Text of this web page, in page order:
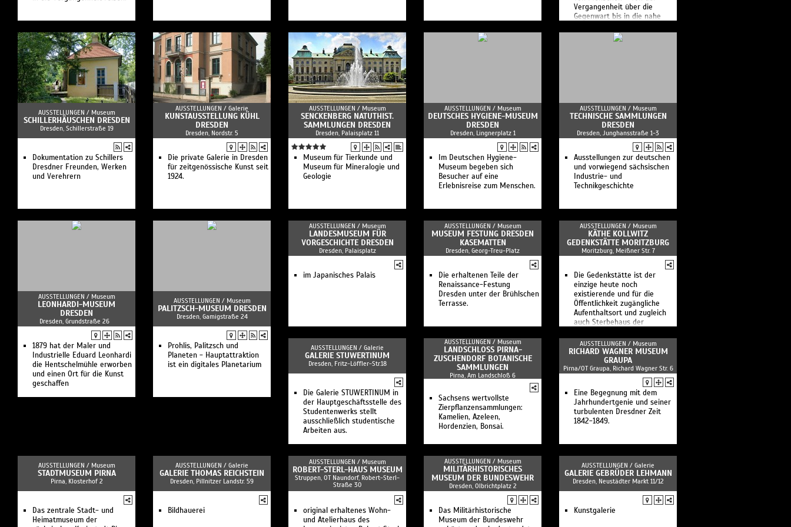
MEISSEN
Kuratorenführung im Museum
Spuren des Trikots
Tierisch coole Ferien bei
MEISSEN
Meissener Perspektiven
Do it yourself!
Öffentliche Führung im
Museum
Meissen Porzellan-Museum
Besichtigung Schauwerkstatt
und Museum
des Meissener Porzellans –
entdecken Sie MEISSEN mit
allen Sinnen.
Vergan­genheit über die
Gegenwart bis in die nahe
AUSSTELLUNGEN / Museum
SCHILLERHÄUSCHEN DRESDEN
Dresden, Schillerstraße 19
Dokumentation zu Schillers
Dresdner Freunden, Werken
und Verehrern
AUSSTELLUNGEN / Galerie
KUNSTAUSSTELLUNG KÜHL
DRESDEN
Dresden, Nordstr. 5
Die private Galerie in Dresden
für zeitgenössische Kunst seit
1924.
AUSSTELLUNGEN / Museum
SENCKENBERG NATUTHIST.
SAMMLUNGEN DRESDEN
Dresden, Palaisplatz 11
Museum für Tierkunde und
Museum für Mineralogie und
Geologie
AUSSTELLUNGEN / Museum
DEUTSCHES HYGIENE-MUSEUM
DRESDEN
Dresden, Lingnerplatz 1
Im Deutschen Hygiene-
Museum begeben sich
Besucher auf eine
Erlebnisreise zum Menschen.
AUSSTELLUNGEN / Museum
TECHNISCHE SAMMLUNGEN
DRESDEN
Dresden, Junghansstraße 1-3
Ausstellungen zur deutschen
und vorwiegend sächsischen
Industrie- und
Technikgeschichte
AUSSTELLUNGEN / Museum
LEONHARDI-MUSEUM
DRESDEN
Dresden, Grundstraße 26
1879 hat der Maler und
Industrielle Eduard Leonhardi
die Hentschelmühle erworben
und einen Ort für die Kunst
geschaffen
AUSSTELLUNGEN / Museum
PALITZSCH-MUSEUM DRESDEN
Dresden, Gamigstraße 24
Prohlis, Palitzsch und
Planeten - Hauptattraktion
ist ein digitales Planetarium
AUSSTELLUNGEN / Museum
LANDESMUSEUM FÜR
VORGESCHICHTE DRESDEN
Dresden, Palaisplatz
im Japanisches Palais
AUSSTELLUNGEN / Museum
MUSEUM FESTUNG DRESDEN
KASEMATTEN
Dresden, Georg-Treu-Platz
Die erhaltenen Teile der
Renaissance-Festung
Dresden unter der Brühlschen
Terrasse.
AUSSTELLUNGEN / Museum
KÄTHE KOLLWITZ
GEDENKSTÄTTE MORITZBURG
Moritzburg, Meißner Str. 7
Die Gedenkstätte ist der
einzige heute noch
existierende und für die
Öffentlichkeit zugängliche
Aufenthaltsort und zugleich
auch Sterbehaus der
AUSSTELLUNGEN / Galerie
GALERIE STUWERTINUM
Dresden, Fritz-Löffler-Str.18
Die Galerie STUWERTINUM in
der Hauptgeschäftsstelle des
Studentenwerks stellt
ausschließlich studentische
Arbeiten aus.
AUSSTELLUNGEN / Museum
LANDSCHLOSS PIRNA-Z
USCHENDORF BOTANISCHE S
AMMLUNGEN
Pirna, Am Landschloß 6
Sachsens wertvollste
Zierpflanzensammlungen:
Kamelien, Azeleen,
Hordenzien, Bonsai.
AUSSTELLUNGEN / Museum
RICHARD WAGNER MUSEUM
GRAUPA
Pirna/OT Graupa, Richard Wagner Str. 6
Eine Begegnung mit dem
Jahrhundertgenie und seiner
turbulenten Dresdner Zeit
1842-1849.
AUSSTELLUNGEN / Museum
STADTMUSEUM PIRNA
Pirna, Klosterhof 2
Das zentrale Stadt- und
Heimatmuseum der
AUSSTELLUNGEN / Galerie
GALERIE THOMAS REICHSTEIN
Dresden, Pillnitzer Landstr. 59
Bildhauerei
AUSSTELLUNGEN / Museum
ROBERT-STERL-HAUS MUSEUM
Struppen, OT Naundorf, Robert-Sterl-
Straße 30
original erhaltenes Wohn-
und Atelierhaus des
AUSSTELLUNGEN / Museum
MILITÄRHISTORISCHES
MUSEUM DER BUNDESWEHR
Dresden, Olbrichtplatz 2
Das Militärhistorische
Museum der Bundeswehr
AUSSTELLUNGEN / Galerie
GALERIE GEBRÜDER LEHMANN
Dresden, Neustädter Markt 11/12
Kunstgalerie